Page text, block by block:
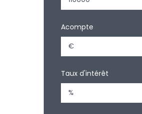
Acompte
Taux d'intérêt